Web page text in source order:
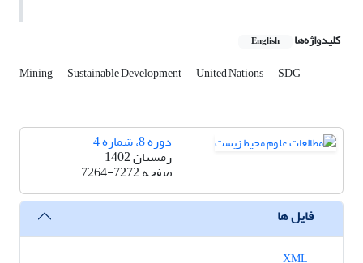
کلیدواژه‌ها English
Mining Sustainable Development United Nations SDG
دوره 8، شماره 4
زمستان 1402
صفحه7264-7272
فایل ها